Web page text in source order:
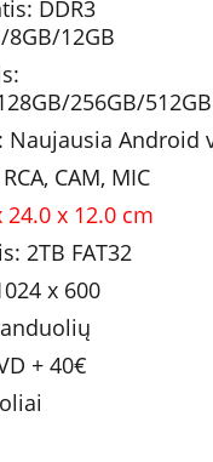
DDR3
8GB/12GB
256GB/512GB
Naujausia Android
CAM, MIC
x 12.0 cm
2TB FAT32
x 600
+ 40€